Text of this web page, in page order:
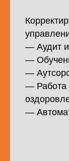
— Аудит и
—
—
— Работа
—